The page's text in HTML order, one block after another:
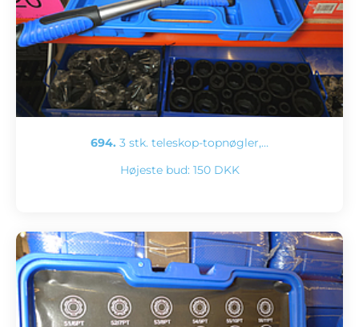
694. 3 stk. teleskop-topnøgler,…
Højeste bud: 150 DKK